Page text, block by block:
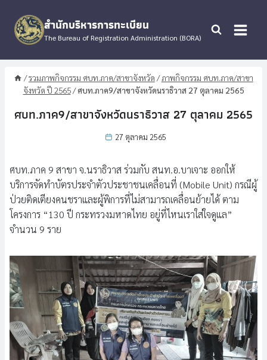
content
สำนักบริหารการทะเบียน
The Bureau of Registration Administration (BORA)
/รวมภาพกิจกรรม ศบท.ภาค/สาขาจังหวัด /ภาพกิจกรรม ศบท.ภาค/สาขา
จังหวัด ปี 2565/ศบท.ภาค9/สาขาจังหวัดนราธิวาส 27 ตุลาคม 2565
ศบท.ภาค9/สาขาจังหวัดนราธิวาส 27 ตุลาคม 2565
27 ตุลาคม 2565
ศบท.ภาค 9 สาขา จ.นราธิวาส ร่วมกับ สนท.อ.บาเจาะ ออกให้
บริการจัดทำบัตรประจำตัวประชาชนเคลื่อนที่ (Mobile Unit) กรณีผู้
ป่วยติดเตียงคนชราและผู้พิการที่ไม่สามารถเคลื่อนย้ายได้ ตาม
โครงการ “130 ปี กระทรวงมหาดไทย อยู่ที่ไหนเราใส่ใจดูแล”
จำนวน 9 ราย